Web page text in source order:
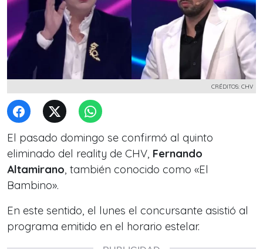
CRÉDITOS: CHV
El pasado domingo se confirmó al quinto
eliminado del reality de CHV, Fernando
Altamirano, también conocido como «El
Bambino».
En este sentido, el lunes el concursante asistió al
programa emitido en el horario estelar.